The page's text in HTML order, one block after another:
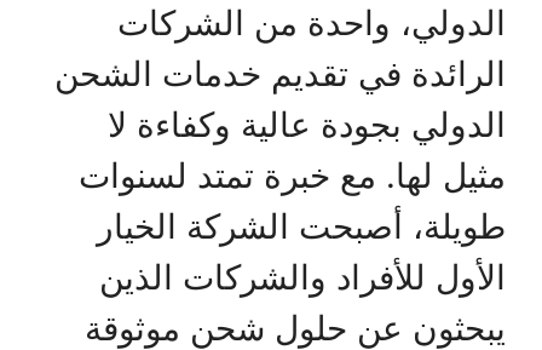
الدولي، واحدة من الشركات
الرائدة في تقديم خدمات الشحن
الدولي بجودة عالية وكفاءة لا
مثيل لها. مع خبرة تمتد لسنوات
طويلة، أصبحت الشركة الخيار
الأول للأفراد والشركات الذين
يبحثون عن حلول شحن موثوقة